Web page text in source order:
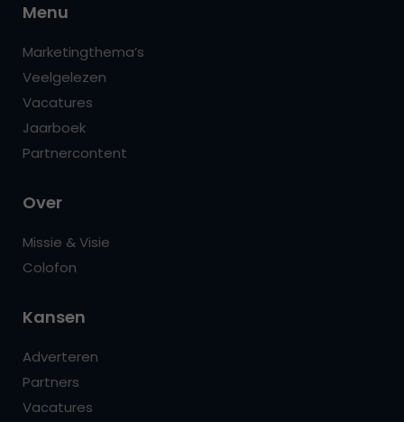
Menu
Marketingthema’s
Veelgelezen
Vacatures
Jaarboek
Partnercontent
Over
Missie & Visie
Colofon
Kansen
Adverteren
Partners
Vacatures